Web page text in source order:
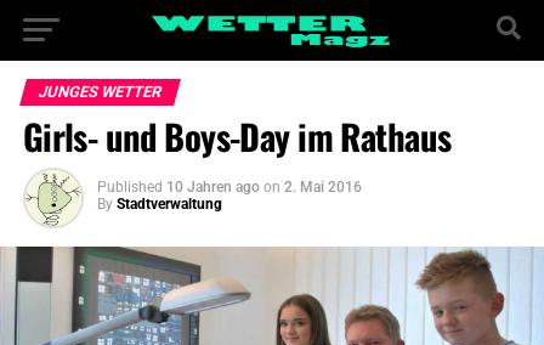
JUNGES WETTER
Girls- und Boys-Day im Rathaus
Published 10 Jahren ago on 2. Mai 2016
By Stadtverwaltung